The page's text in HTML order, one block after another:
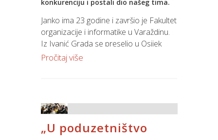
i prostor za okupljanje,
druženje i opuštanje – tzvrelax zonu.
Cilj nadogradnje poslovnog prostora je
pružanje ugodnog okruženja koje će
pozitivno utjecati na zadovoljstvo i
našim djelatnicima omogućili korištenje
relax zone, odnosno prostora u kojem
se mogu opustiti i prikupiti energiju za
nastavak radnog dana, a najvažnije je
konkurenciju i postali dio našeg tima.
Janko ima 23 godine i završio je Fakultet
organizacije i informatike u Varaždinu.
Iz Ivanić Grada se preselio u Osijek
upravo zbog rada u Spinu, a kod nas će
Hrvoje se nakon završenog školovanja
na Fakultetu elektrotehnike i
računalstva u Osijeku također prijavio
na mjesto konzultanta za poslovne
Pročitaj više
„U poduzetništvo